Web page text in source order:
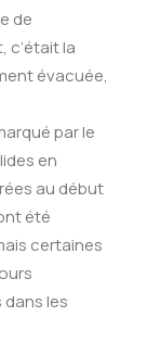
de
c’était la
évacuée,
par le
en
au début
été
certaines
les